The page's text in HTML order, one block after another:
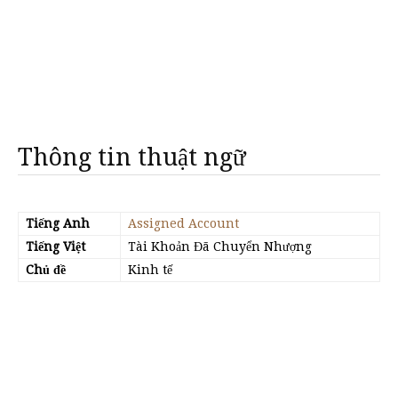
Thông tin thuật ngữ
Tiếng Anh
Assigned Account
Tiếng Việt
Tài Khoản Đã Chuyển Nhượng
Chủ đề
Kinh tế